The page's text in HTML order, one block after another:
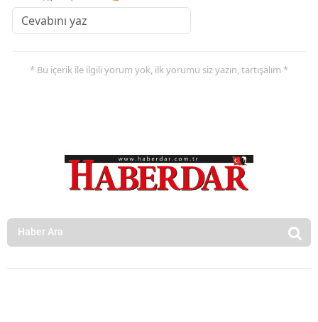
* Bu içerik ile ilgili yorum yok, ilk yorumu siz yazın, tartışalım *